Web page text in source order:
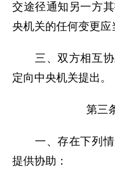
交途径通知另一方
央机关的任何变更应
三、双方相互协
定向中央机关提出。
第三条
一、存在下列情
提供协助：